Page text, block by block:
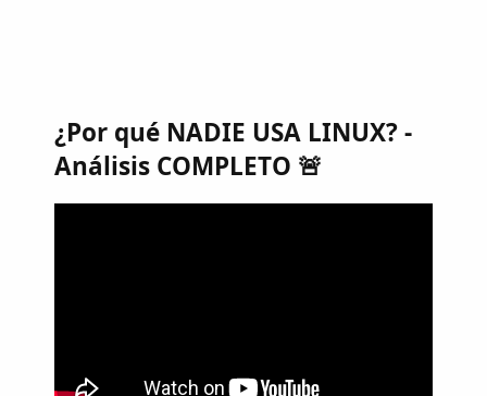
¿Por qué NADIE USA LINUX? -
Análisis COMPLETO 🚨